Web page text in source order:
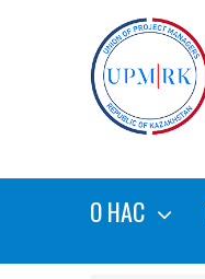
О НАС